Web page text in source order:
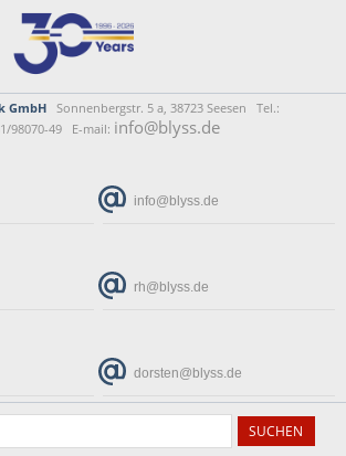
GmbH Sonnenbergstr. 5 a, 38723 Seesen Tel.:
98070-49 E-mail: info@blyss.de
info@blyss.de
rh@blyss.de
dorsten@blyss.de